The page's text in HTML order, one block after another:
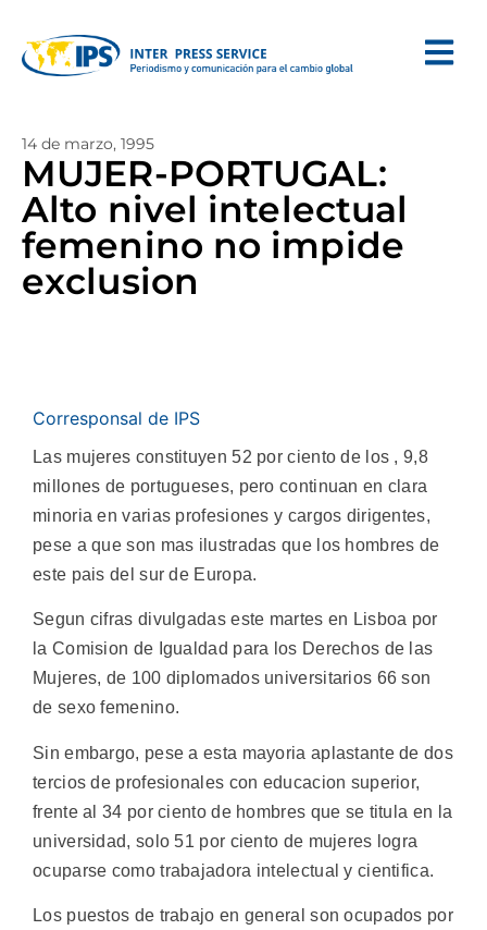
14 de marzo, 1995
MUJER-PORTUGAL:
Alto nivel intelectual
femenino no impide
exclusion
Corresponsal de IPS
Las mujeres constituyen 52 por ciento de los , 9,8
millones de portugueses, pero continuan en clara
minoria en varias profesiones y cargos dirigentes,
pese a que son mas ilustradas que los hombres de
este pais del sur de Europa.
Segun cifras divulgadas este martes en Lisboa por
la Comision de Igualdad para los Derechos de las
Mujeres, de 100 diplomados universitarios 66 son
de sexo femenino.
Sin embargo, pese a esta mayoria aplastante de dos
tercios de profesionales con educacion superior,
frente al 34 por ciento de hombres que se titula en la
universidad, solo 51 por ciento de mujeres logra
ocuparse como trabajadora intelectual y cientifica.
Los puestos de trabajo en general son ocupados por